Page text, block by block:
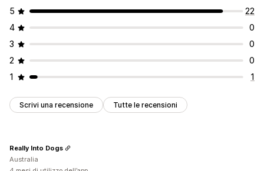
5
22
4
0
3
0
2
0
1
1
Scrivi una recensione Tutte le recensioni
Really Into Dogs
Australia